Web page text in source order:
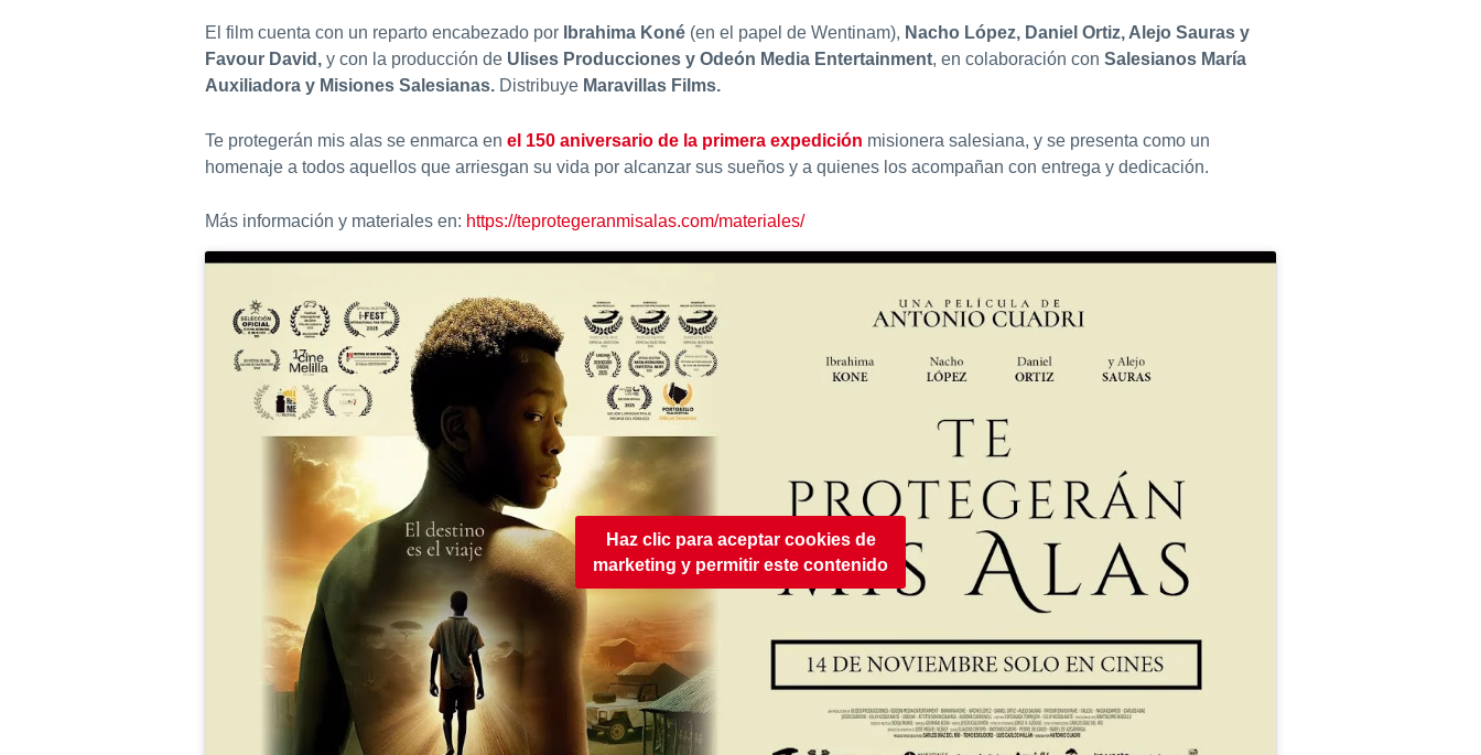
El film cuenta con un reparto encabezado por Ibrahima Koné (en el papel de Wentinam), Nacho López, Daniel Ortiz, Alejo Sauras y
Favour David, y con la producción de Ulises Producciones y Odeón Media Entertainment, en colaboración con Salesianos María
Auxiliadora y Misiones Salesianas. Distribuye Maravillas Films.
Te protegerán mis alas se enmarca en el 150 aniversario de la primera expedición misionera salesiana, y se presenta como un
homenaje a todos aquellos que arriesgan su vida por alcanzar sus sueños y a quienes los acompañan con entrega y dedicación.
Más información y materiales en: https://teprotegeranmisalas.com/materiales/
Haz clic para aceptar cookies de
marketing y permitir este contenido